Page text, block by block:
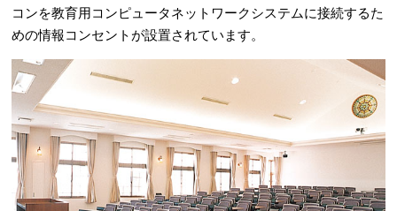
コンを教育用コンピュータネットワークシステムに接続するた
めの情報コンセントが設置されています。